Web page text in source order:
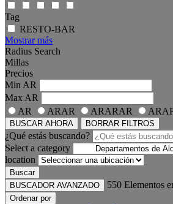
Tag
RESTO-BAR
Mostrar más
Radius Search
Millas
Precios
Min AR
Max AR
AR
ARAR ARARAR
BUSCAR AHORA BORRAR FILTROS
¿Qué estás buscando?
Select a category
location
Buscar
BUSCADOR AVANZADO
550 Elementos
Ordenar por